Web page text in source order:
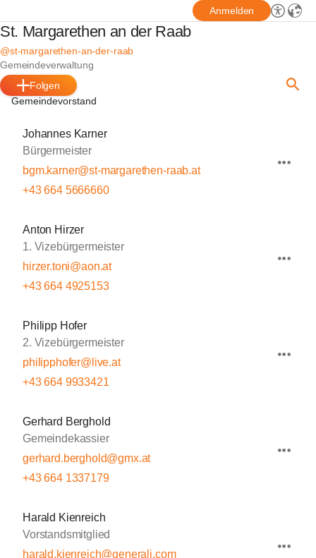
Anmelden
St. Margarethen an der Raab
@st-margarethen-an-der-raab
Gemeindeverwaltung
Folgen
Gemeindevorstand
Johannes Karner
Bürgermeister
bgm.karner@st-margarethen-raab.at
+43 664 5666660
Anton Hirzer
1. Vizebürgermeister
hirzer.toni@aon.at
+43 664 4925153
Philipp Hofer
2. Vizebürgermeister
philipphofer@live.at
+43 664 9933421
Gerhard Berghold
Gemeindekassier
gerhard.berghold@gmx.at
+43 664 1337179
Harald Kienreich
Vorstandsmitglied
harald.kienreich@generali.com